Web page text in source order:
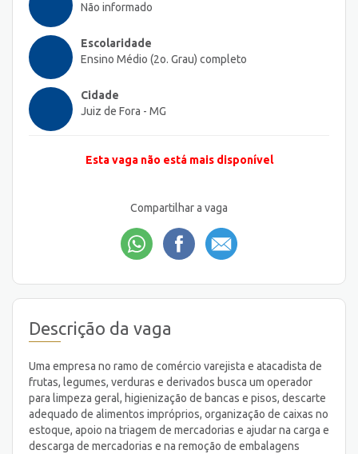
Não informado
Escolaridade
Ensino Médio (2o. Grau) completo
Cidade
Juiz de Fora - MG
Esta vaga não está mais disponível
Compartilhar a vaga
Descrição da vaga
Uma empresa no ramo de comércio varejista e atacadista de
frutas, legumes, verduras e derivados busca um operador
para limpeza geral, higienização de bancas e pisos, descarte
adequado de alimentos impróprios, organização de caixas no
estoque, apoio na triagem de mercadorias e ajudar na carga e
descarga de mercadorias e na remoção de embalagens